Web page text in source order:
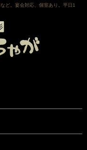
ど。宴会対応、個室あり。平日1